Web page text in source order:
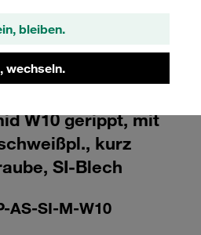
bleiben.
wechseln.
zur Veranschaulichung und kann vom
W10 gerippt, mit
kurz
SI-Blech
AS-SI-M-W10